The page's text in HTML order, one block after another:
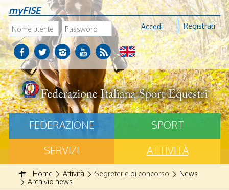
myFISE
Accedi Registrati
FEDERAZIONE
SPORT
SERVIZI
ATTIVITÀ
Home Attività Segreterie di concorso
News
Archivio news